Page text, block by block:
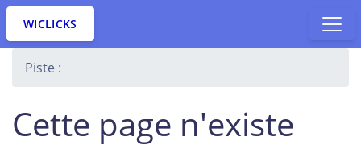
WICLICKS
Piste :
Cette page n'existe